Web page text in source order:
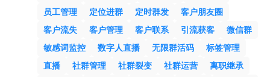
员工管理 定位进群 定时群发
客户朋友圈
客户流失
客户管理 客户联系 引流获客
微信群
敏感词监控
数字人直播 无限群活码
标签管理
直播
社群管理 社群裂变 社群运营
离职继承